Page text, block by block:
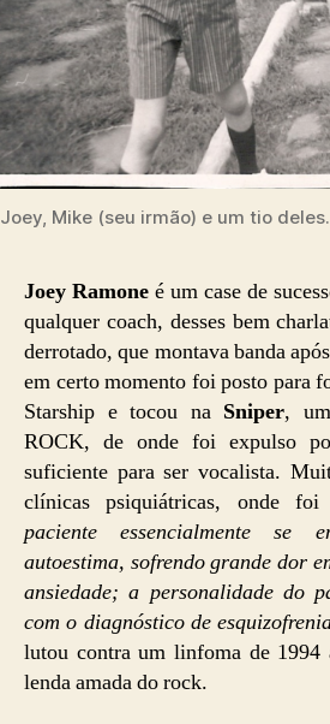
Joey, Mike (seu irmão) e um tio deles.
Joey Ramone é um case de
qualquer coach, desses bem
derrotado, que montava banda
em certo momento foi posto para
Starship e tocou na Sniper,
ROCK, de onde foi expulso
suficiente para ser vocalista.
clínicas psiquiátricas, onde foi
paciente essencialmente se
autoestima, sofrendo grande dor
ansiedade; a personalidade do
com o diagnóstico de
lutou contra um linfoma de 1994
lenda amada do rock.